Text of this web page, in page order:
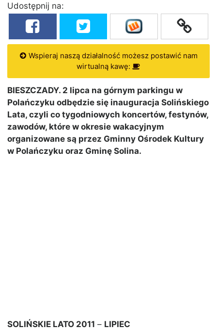
Udostępnij na:
Wspieraj naszą działalność możesz postawić nam
wirtualną kawę:
BIESZCZADY. 2 lipca na górnym parkingu w
Polańczyku odbędzie się inauguracja Solińskiego
Lata, czyli co tygodniowych koncertów, festynów,
zawodów, które w okresie wakacyjnym
organizowane są przez Gminny Ośrodek Kultury
w Polańczyku oraz Gminę Solina.
SOLIŃSKIE LATO 2011 – LIPIEC